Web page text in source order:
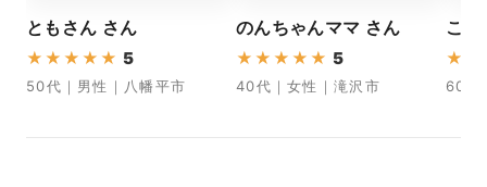
ともさん さん
★ ★ ★ ★ ★ 5
50代｜男性｜八幡平市
のんちゃんママ さん
★ ★ ★ ★ ★ 5
40代｜女性｜滝沢市
こば
★
60代